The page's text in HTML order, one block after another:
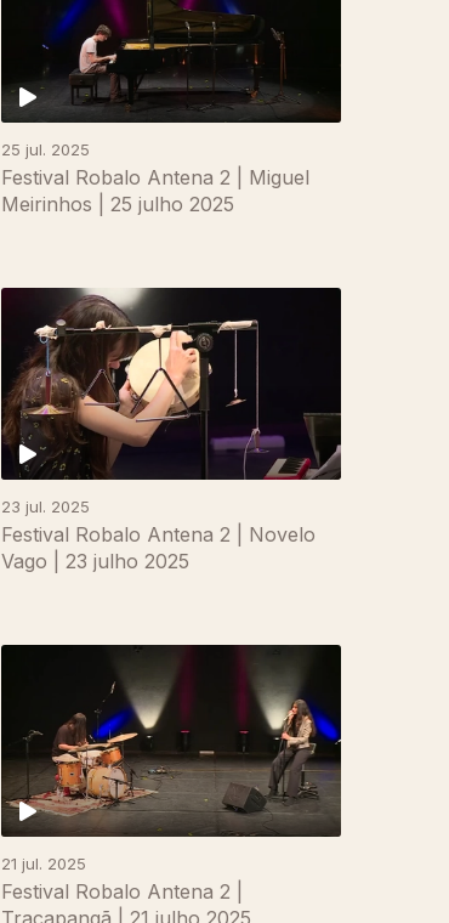
25 jul. 2025
Festival Robalo Antena 2 | Miguel
Meirinhos | 25 julho 2025
23 jul. 2025
Festival Robalo Antena 2 | Novelo
Vago | 23 julho 2025
21 jul. 2025
Festival Robalo Antena 2 |
Tracapangã | 21 julho 2025